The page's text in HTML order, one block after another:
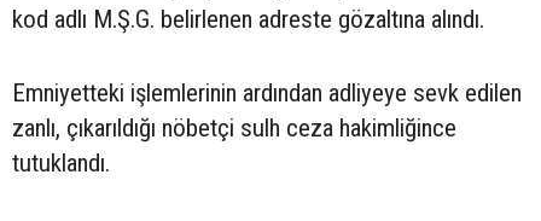
kod adlı M.Ş.G. belirlenen adreste gözaltına alındı.
Emniyetteki işlemlerinin ardından adliyeye sevk edilen
zanlı, çıkarıldığı nöbetçi sulh ceza hakimliğince
tutuklandı.